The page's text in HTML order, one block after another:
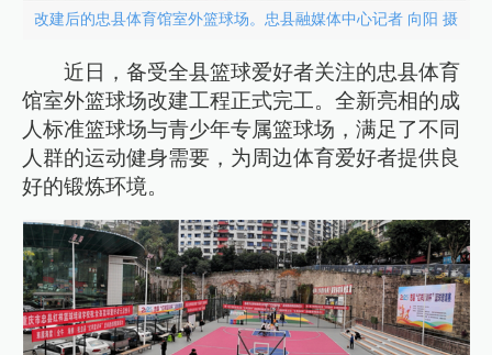
改建后的忠县体育馆室外篮球场。忠县融媒体中心记者 向阳 摄
近日，备受全县篮球爱好者关注的忠县体育
馆室外篮球场改建工程正式完工。全新亮相的成
人标准篮球场与青少年专属篮球场，满足了不同
人群的运动健身需要，为周边体育爱好者提供良
好的锻炼环境。